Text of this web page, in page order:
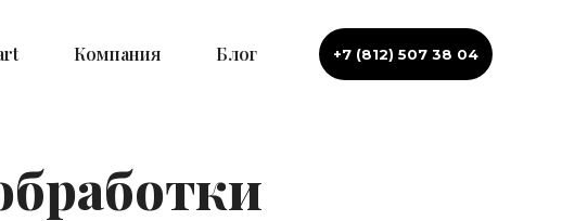
Компания Блог +7 (812) 507 38 04